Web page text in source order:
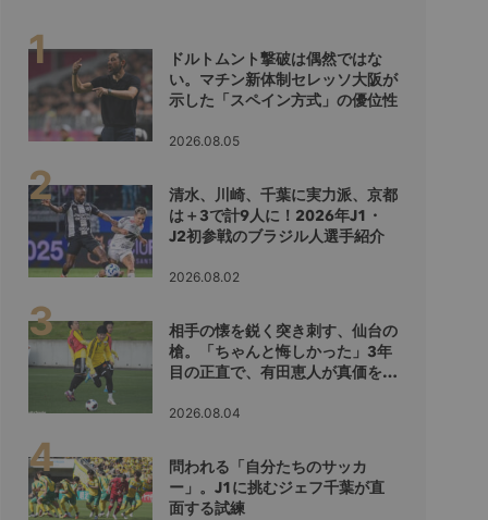
ドルトムント撃破は偶然ではな
い。マチン新体制セレッソ大阪が
示した「スペイン方式」の優位性
2026.08.05
清水、川崎、千葉に実力派、京都
は＋3で計9人に！2026年J1・
J2初参戦のブラジル人選手紹介
2026.08.02
相手の懐を鋭く突き刺す、仙台の
槍。「ちゃんと悔しかった」3年
目の正直で、有田恵人が真価を示
2026.08.04
問われる「自分たちのサッカ
ー」。J1に挑むジェフ千葉が直
面する試練